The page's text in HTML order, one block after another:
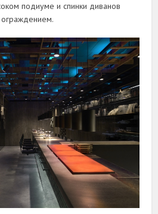
подиуме и спинки диванов